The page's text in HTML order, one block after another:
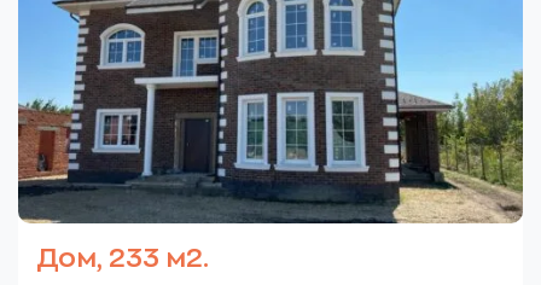
Дом, 233 м2.